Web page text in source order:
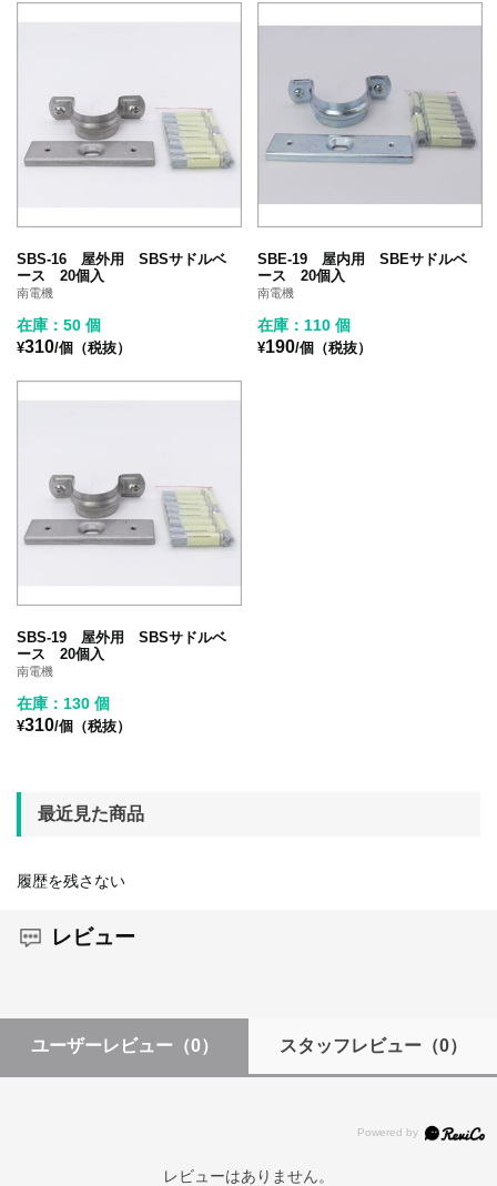
SBS-16 屋外用 SBSサドルベ
ース 20個入
南電機
在庫：50 個
¥310/個（税抜）
SBE-19 屋内用 SBEサドルベ
ース 20個入
南電機
在庫：110 個
¥190/個（税抜）
SBS-19 屋外用 SBSサドルベ
ース 20個入
南電機
在庫：130 個
¥310/個（税抜）
最近見た商品
履歴を残さない
レビュー
ユーザーレビュー （0） スタッフレビュー（0）
レビューはありません。